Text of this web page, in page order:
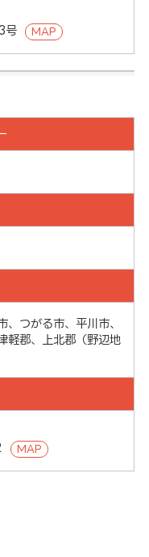
号
MAP
、つがる市、平川市、
軽郡、上北郡（野辺地
MAP